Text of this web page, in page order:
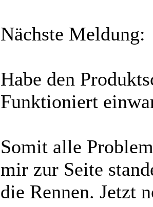
Nächste Meldung:
Habe den
Funktioniert
Somit alle
mir zur Seite
die Rennen. Jetzt